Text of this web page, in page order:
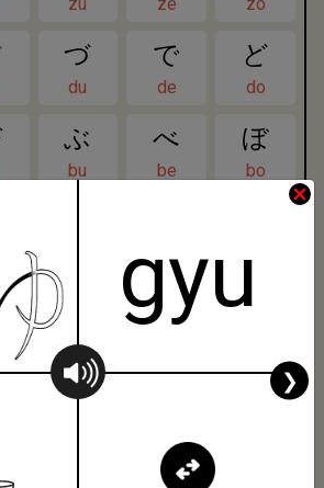
づ
du
で
de
ど
do
ぶ
bu
べ
be
ぼ
bo
pe
きゅ きょ
しゅ
ちょ
gyu
❯